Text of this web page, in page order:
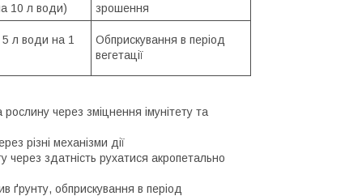
10 л води)
зрошення
л води на 1
Обприскування в період
вегетації
через зміцнення імунітету та
різні механізми дії
через здатність рухатися акропетально
ґрунту, обприскування в період